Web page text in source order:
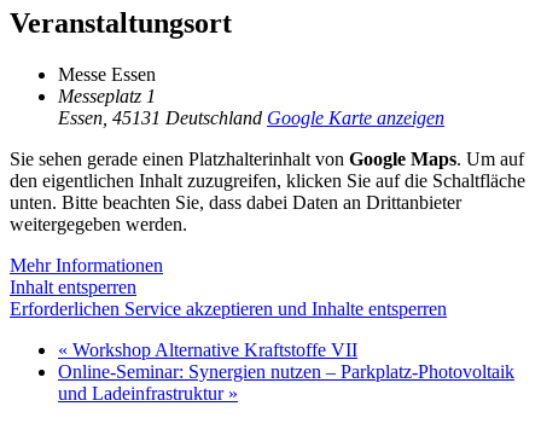
Veranstaltungsort
Messe Essen
Messeplatz 1
Essen 45131 Deutschland Google Karte anzeigen
Sie sehen gerade einen Platzhalterinhalt von Google Maps. Um auf
den eigentlichen Inhalt zuzugreifen, klicken Sie auf die Schaltfläche
unten. Bitte beachten Sie, dass dabei Daten an Drittanbieter
weitergegeben werden.
Mehr Informationen
Inhalt entsperren
Erforderlichen Service akzeptieren und Inhalte entsperren
« Workshop Alternative Kraftstoffe VII
Online-Seminar: Synergien nutzen – Parkplatz-Photovoltaik
und Ladeinfrastruktur »